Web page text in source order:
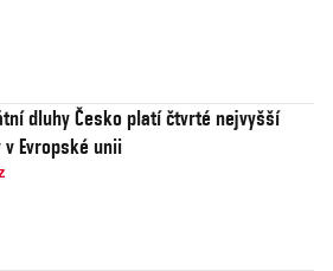
dluhy Česko platí čtvrté nejvyšší
Evropské unii